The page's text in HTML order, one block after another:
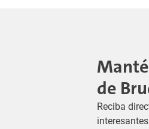
de
Reciba